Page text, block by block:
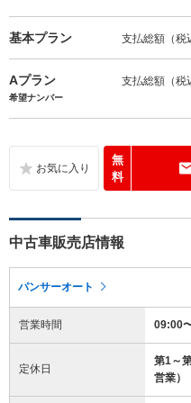
基本プラン 支払総額（税
Aプラン 支払総額（税
希望ナンバー
無
料
中古車販売店情報
パンサーオート
営業時間 09:00
定休日
第1～
営業）